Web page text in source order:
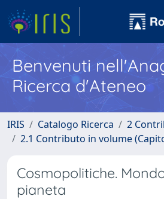
Benvenuti
Ricerca d'Ateneo
IRIS Catalogo Ricerca
2
2.1 Contributo in volume
Cosmopolitiche.
pianeta